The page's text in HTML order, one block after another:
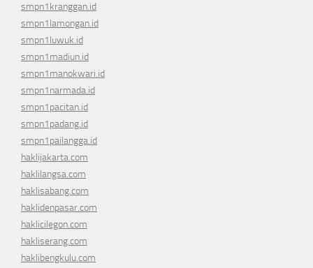
smpn1kranggan.id
smpn1lamongan.id
smpn1luwuk.id
smpn1madiun.id
smpn1manokwari.id
smpn1narmada.id
smpn1pacitan.id
smpn1padang.id
smpn1pailangga.id
haklijakarta.com
haklilangsa.com
haklisabang.com
haklidenpasar.com
haklicilegon.com
hakliserang.com
haklibengkulu.com